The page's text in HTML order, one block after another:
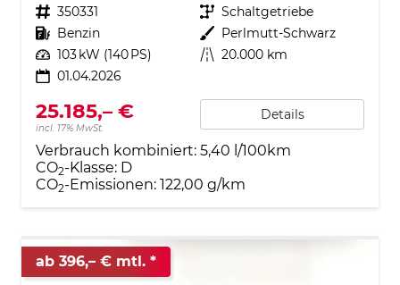
Fahrzeugnr. 350331 Getriebe Schaltgetriebe
Kraftstoff Benzin Außenfarbe Perlmutt-Schwarz
Leistung 103 kW (140 PS) Kilometerstand 20.000 km
01.04.2026
25.185,– €
incl. 17% MwSt.
Details
Verbrauch kombiniert: 5,40 l/100km
CO2-Klasse: D
CO2-Emissionen: 122,00 g/km
ab 396,– € mtl.